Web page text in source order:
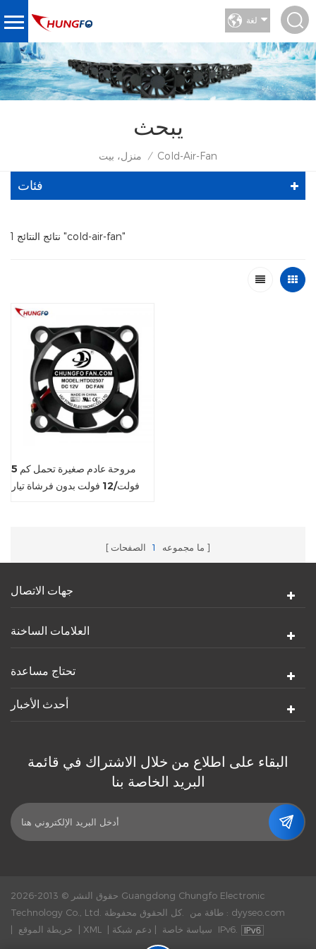
لغة
يبحث
منزل، بيت / Cold-Air-Fan
فئات
1 نتائج النتائج "cold-air-fan"
مروحة عادم صغيرة تحمل كم 5
فولت/12 فولت بدون فرشاة تيار
ما مجموعه 1 الصفحات
جهات الاتصال
العلامات الساخنة
تحتاج مساعدة
أحدث الأخبار
البقاء على اطلاع من خلال الاشتراك في قائمة
البريد الخاصة بنا
حقوق النشر © 2013-2026 Guangdong Chungfo Electronic
طاقة من : dyyseo.com
|
خريطة الموقع | XML | سياسة خاصة | دعم شبكة IPv6.